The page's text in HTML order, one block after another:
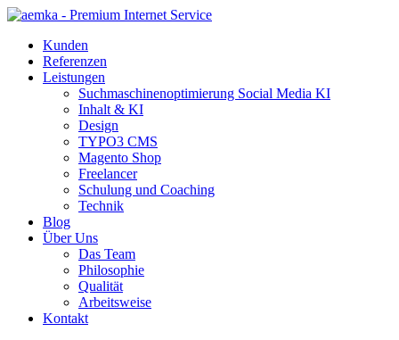
Kunden
Referenzen
Leistungen
Suchmaschinen­optimierung Social Media KI
Inhalt & KI
Design
TYPO3 CMS
Magento Shop
Freelancer
Schulung und Coaching
Technik
Blog
Über Uns
Das Team
Philosophie
Qualität
Arbeitsweise
Kontakt